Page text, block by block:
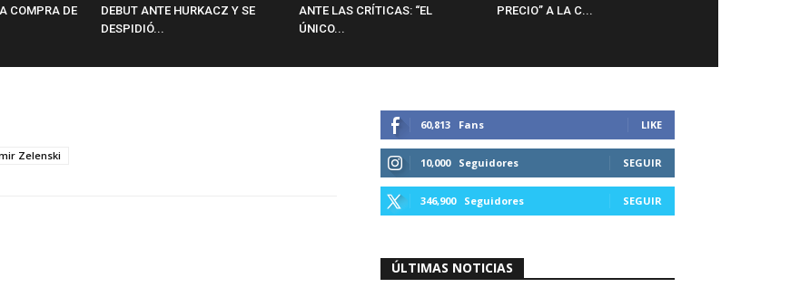
COMPRA DE
DEBUT ANTE HURKACZ Y SE
DESPIDIÓ...
ANTE LAS CRÍTICAS: “EL
ÚNICO...
PRECIO” A LA C...
Zelenski
60,813 Fans LIKE
10,000 Seguidores SEGUIR
346,900 Seguidores SEGUIR
ÚLTIMAS NOTICIAS